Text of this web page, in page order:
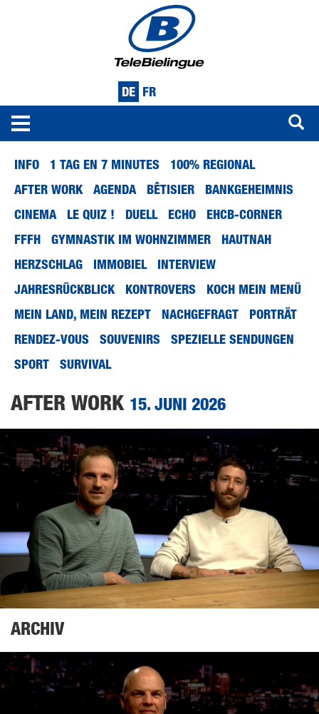
DE FR
INFO 1 TAG EN 7 MINUTES
100% REGIONAL
AFTER WORK
AGENDA BÊTISIER
BANKGEHEIMNIS
CINEMA
LE QUIZ ! DUELL ECHO
EHCB-CORNER
FFFH
GYMNASTIK IM WOHNZIMMER
HAUTNAH
HERZSCHLAG
IMMOBIEL
INTERVIEW
JAHRESRÜCKBLICK
KONTROVERS
KOCH MEIN MENÜ
MEIN LAND, MEIN REZEPT
NACHGEFRAGT
PORTRÄT
RENDEZ-VOUS
SOUVENIRS
SPEZIELLE SENDUNGEN
SPORT
SURVIVAL
AFTER WORK 15. JUNI 2026
ARCHIV